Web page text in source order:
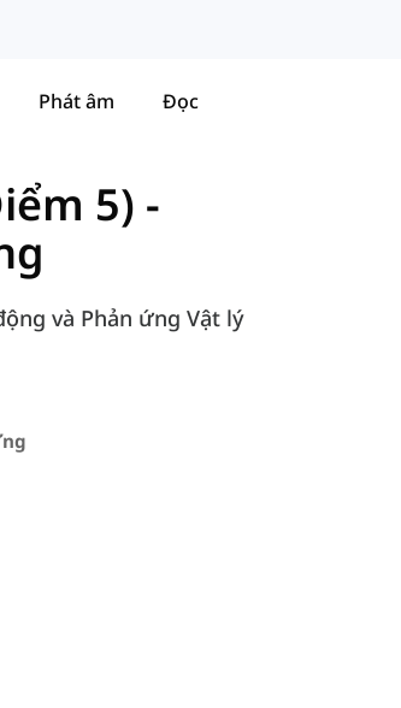
Phát âm Đọc
5) -
và Phản ứng Vật lý